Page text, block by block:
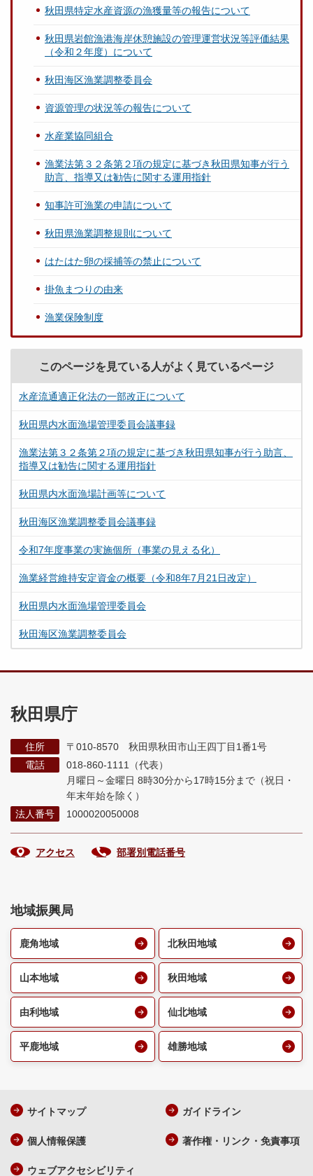
秋田県特定水産資源の漁獲量等の報告について
秋田県岩館漁港海岸休憩施設の管理運営状況等評価結果
（令和２年度）について
秋田海区漁業調整委員会
資源管理の状況等の報告について
水産業協同組合
漁業法第３２条第２項の規定に基づき秋田県知事が行う
助言、指導又は勧告に関する運用指針
知事許可漁業の申請について
秋田県漁業調整規則について
はたはた卵の採捕等の禁止について
掛魚まつりの由来
漁業保険制度
このページを見ている人がよく見ているページ
水産流通適正化法の一部改正について
秋田県内水面漁場管理委員会議事録
漁業法第３２条第２項の規定に基づき秋田県知事が行う助言、
指導又は勧告に関する運用指針
秋田県内水面漁場計画等について
秋田海区漁業調整委員会議事録
令和7年度事業の実施個所（事業の見える化）
漁業経営維持安定資金の概要（令和8年7月21日改定）
秋田県内水面漁場管理委員会
秋田海区漁業調整委員会
秋田県庁
住所
〒010-8570 秋田県秋田市山王四丁目1番1号
電話
018-860-1111（代表）
月曜日～金曜日 8時30分から17時15分まで （祝日・
年末年始を除く）
法人番号
1000020050008
アクセス 部署別電話番号
地域振興局
鹿角地域 北秋田地域
山本地域 秋田地域
由利地域 仙北地域
平鹿地域 雄勝地域
サイトマップ ガイドライン
個人情報保護 著作権・リンク・免責事項
ウェブアクセシビリティ